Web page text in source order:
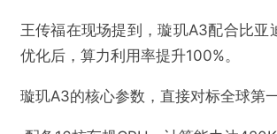
王传福在现场提到，璇玑A3配合比亚
优化后，算力利用率提升100%。
璇玑A3的核心参数，直接对标全球第